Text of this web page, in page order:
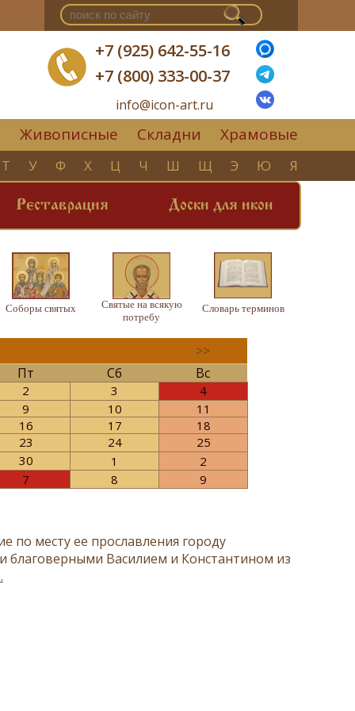
+7 (925) 642-55-16
+7 (800) 333-00-37
info@icon-art.ru
Живописные Складни Храмовые
Т У Ф Х Ц Ч Ш Щ Э Ю Я
Реставрация Доски для икон
Соборы святых
Святые на всякую
потребу
Словарь терминов
>>
Пт Сб Вс
2 3
4
9 10
11
16 17
18
23 24
25
30 1
2
7 8 9
по месту ее прославления городу
благоверными Василием и Константином из